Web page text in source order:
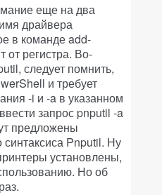
еще на два
драйвера
в команде add-
от регистра. Во-
следует помнить,
и требует
-i и -a в указанном
запрос pnputil -a
предложены
Pnputil. Ну
установлены,
Но об